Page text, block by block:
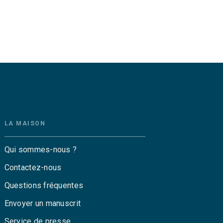
LA MAISON
Qui sommes-nous ?
Contactez-nous
Questions fréquentes
Envoyer un manuscrit
Service de presse